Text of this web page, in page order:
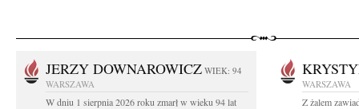
JERZY DOWNAROWICZ WIEK: 94
WARSZAWA
W dniu 1 sierpnia 2026 roku zmarł w wieku 94 lat
WARSZAWA
Z żalem